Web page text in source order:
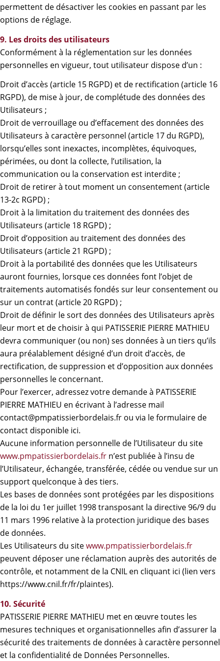
permettent de désactiver les cookies en passant par les
options de réglage.
9. Les droits des utilisateurs
Conformément à la réglementation sur les données
personnelles en vigueur, tout utilisateur dispose d’un :
Droit d’accès (article 15 RGPD) et de rectification (article 16
RGPD), de mise à jour, de complétude des données des
Utilisateurs ;
Droit de verrouillage ou d’effacement des données des
Utilisateurs à caractère personnel (article 17 du RGPD),
lorsqu’elles sont inexactes, incomplètes, équivoques,
périmées, ou dont la collecte, l’utilisation, la
communication ou la conservation est interdite ;
Droit de retirer à tout moment un consentement (article
13-2c RGPD) ;
Droit à la limitation du traitement des données des
Utilisateurs (article 18 RGPD) ;
Droit d’opposition au traitement des données des
Utilisateurs (article 21 RGPD) ;
Droit à la portabilité des données que les Utilisateurs
auront fournies, lorsque ces données font l’objet de
traitements automatisés fondés sur leur consentement ou
sur un contrat (article 20 RGPD) ;
Droit de définir le sort des données des Utilisateurs après
leur mort et de choisir à qui PATISSERIE PIERRE MATHIEU
devra communiquer (ou non) ses données à un tiers qu’ils
aura préalablement désigné d’un droit d’accès, de
rectification, de suppression et d’opposition aux données
personnelles le concernant.
Pour l’exercer, adressez votre demande à PATISSERIE
PIERRE MATHIEU en écrivant à l’adresse mail
contact@pmpatissierbordelais.fr ou via le formulaire de
contact disponible ici.
Aucune information personnelle de l’Utilisateur du site
www.pmpatissierbordelais.fr n’est publiée à l’insu de
l’Utilisateur, échangée, transférée, cédée ou vendue sur un
support quelconque à des tiers.
Les bases de données sont protégées par les dispositions
de la loi du 1er juillet 1998 transposant la directive 96/9 du
11 mars 1996 relative à la protection juridique des bases
de données.
Les Utilisateurs du sitewww.pmpatissierbordelais.fr
peuvent déposer une réclamation auprès des autorités de
contrôle, et notamment de la CNIL en cliquant ici (lien vers
https://www.cnil.fr/fr/plaintes).
10. Sécurité
PATISSERIE PIERRE MATHIEU met en œuvre toutes les
mesures techniques et organisationnelles afin d’assurer la
sécurité des traitements de données à caractère personnel
et la confidentialité de Données Personnelles.